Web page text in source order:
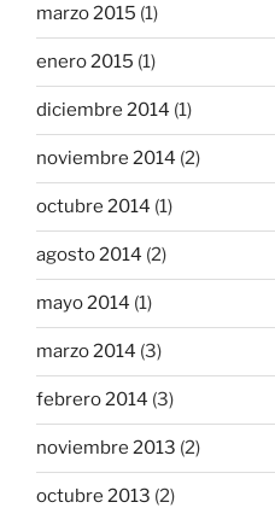
marzo 2015 (1)
enero 2015 (1)
diciembre 2014 (1)
noviembre 2014 (2)
octubre 2014 (1)
agosto 2014 (2)
mayo 2014 (1)
marzo 2014 (3)
febrero 2014 (3)
noviembre 2013 (2)
octubre 2013 (2)